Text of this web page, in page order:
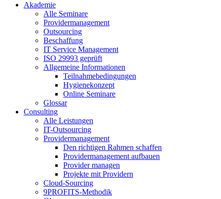
Akademie
Alle Seminare
Providermanagement
Outsourcing
Beschaffung
IT Service Management
ISO 29993 geprüft
Allgemeine Informationen
Teilnahmebedingungen
Hygienekonzept
Online Seminare
Glossar
Consulting
Alle Leistungen
IT-Outsourcing
Providermanagement
Den richtigen Rahmen schaffen
Providermanagement aufbauen
Provider managen
Projekte mit Providern
Cloud-Sourcing
9PROFITS-Methodik